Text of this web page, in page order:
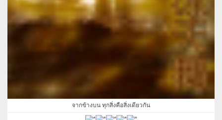
จากข้างบน ทุกสิ่งคือสิ่งเดียวกัน